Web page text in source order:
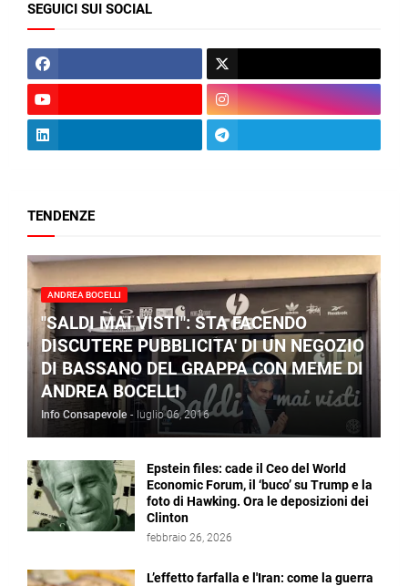
SEGUICI SUI SOCIAL
TENDENZE
ANDREA BOCELLI
"SALDI MAI VISTI": STA FACENDO
DISCUTERE PUBBLICITA' DI UN NEGOZIO
DI BASSANO DEL GRAPPA CON MEME DI
ANDREA BOCELLI
Info Consapevole - luglio 06, 2016
Epstein files: cade il Ceo del World
Economic Forum, il ‘buco’ su Trump e la
foto di Hawking. Ora le deposizioni dei
Clinton
febbraio 26, 2026
L’effetto farfalla e l'Iran: come la guerra